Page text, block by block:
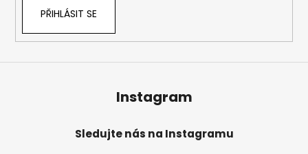
PŘIHLÁSIT SE
Instagram
Sledujte nás na Instagramu